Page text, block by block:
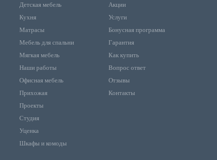
Детская мебель
Кухня
Матрасы
Мебель для спальни
Мягкая мебель
Наши работы
Офисная мебель
Прихожая
Проекты
Студия
Уценка
Шкафы и комоды
Акции
Услуги
Бонусная программа
Гарантия
Как купить
Вопрос ответ
Отзывы
Контакты